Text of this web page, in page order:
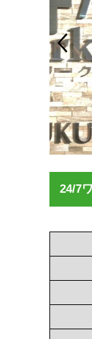
24/7